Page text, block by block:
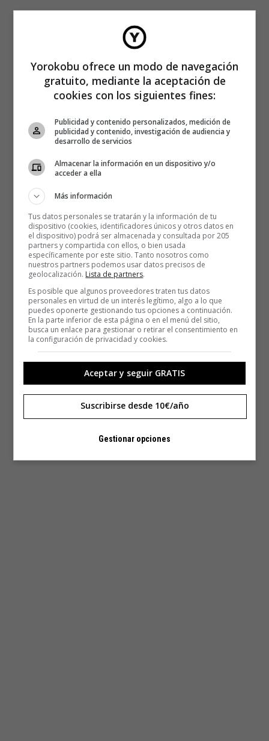
Yorokobu ofrece un modo de navegación
gratuito, mediante la aceptación de
cookies con los siguientes fines:
Publicidad y contenido personalizados, medición de
publicidad y contenido, investigación de audiencia y
desarrollo de servicios
Almacenar la información en un dispositivo y/o
acceder a ella
Más información
Tus datos personales se tratarán y la información de tu
dispositivo (cookies, identificadores únicos y otros datos en
el dispositivo) podrá ser almacenada y consultada por 205
partners y compartida con ellos, o bien usada
específicamente por este sitio. Tanto nosotros como
nuestros partners podemos usar datos precisos de
geolocalización. Lista de partners.
Es posible que algunos proveedores traten tus datos
personales en virtud de un interés legítimo, algo a lo que
puedes oponerte gestionando tus opciones a continuación.
En la parte inferior de esta página o en el menú del sitio,
busca un enlace para gestionar o retirar el consentimiento en
la configuración de privacidad y cookies.
Aceptar y seguir GRATIS
Suscribirse desde 10€/año
Gestionar opciones